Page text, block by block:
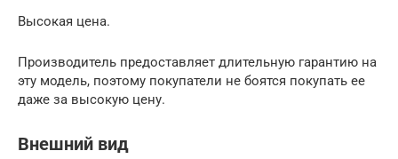
Высокая цена.
Производитель предоставляет длительную гарантию на
эту модель, поэтому покупатели не боятся покупать ее
даже за высокую цену.
Внешний вид